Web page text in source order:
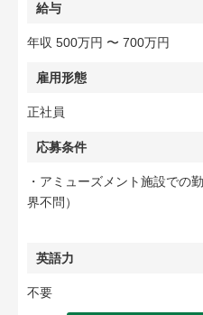
給与
年収 500万円 〜 700万円
雇用形態
正社員
応募条件
・アミューズメント施設での
界不問）
英語力
不要